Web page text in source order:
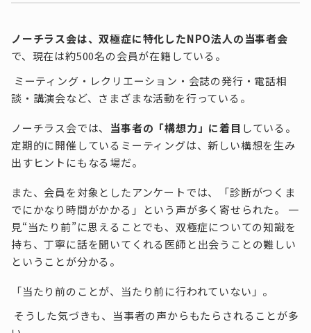
ノーチラス会は、双極症に特化したNPO法人の当事者会
で、現在は約500名の会員が在籍している。
ミーティング・レクリエーション・会誌の発行・電話相
談・講演会など、さまざまな活動を行っている。
ノーチラス会では、 当事者の「構想力」に着目 している。
定期的に開催しているミーティングは、新しい構想を生み
出すヒントにもなる場だ。
また、会員を対象としたアンケートでは、「診断がつくま
でにかなり時間がかかる」という声が多く寄せられた。 一
見“当たり前”に思えることでも、双極症についての知識を
持ち、丁寧に話を聞いてくれる医師と出会うことの難しい
ということが分かる。
「当たり前のことが、当たり前に行われていない」。
そうした気づきも、当事者の声からもたらされることが多